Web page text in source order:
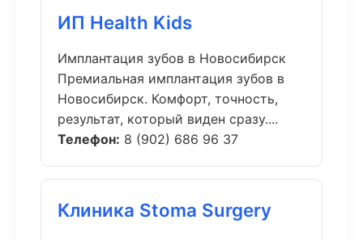
ИП Health Kids
Имплантация зубов в Новосибирск
Премиальная имплантация зубов в
Новосибирск. Комфорт, точность,
результат, который виден сразу....
Телефон: 8 (902) 686 96 37
Клиника Stoma Surgery